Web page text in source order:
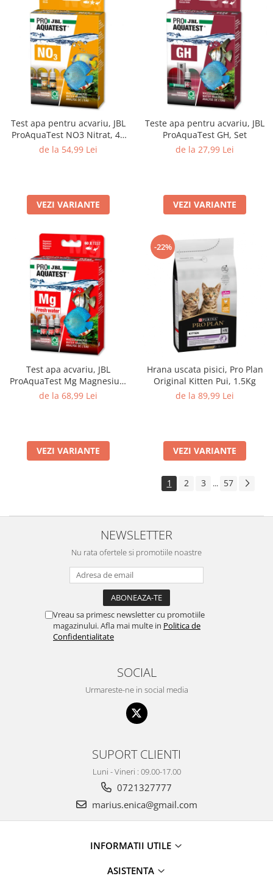
Test apa pentru acvariu, JBL
ProAquaTest NO3 Nitrat, 40
Teste
de la 54,99 Lei
VEZI VARIANTE
Teste apa pentru acvariu, JBL
ProAquaTest GH, Set
de la 27,99 Lei
VEZI VARIANTE
Test apa acvariu, JBL
ProAquaTest Mg Magnesium
Fresh water, 66 Teste
de la 68,99 Lei
VEZI VARIANTE
-22%
Hrana uscata pisici, Pro Plan
Original Kitten Pui, 1.5Kg
de la 89,99 Lei
VEZI VARIANTE
1 2 3 ... 57
NEWSLETTER
Nu rata ofertele si promotiile noastre
Vreau sa primesc newsletter cu promotiile
magazinului. Afla mai multe in Politica de
Confidentialitate
SOCIAL
Urmareste-ne in social media
SUPORT CLIENTI
Luni - Vineri : 09.00-17.00
0721327777
marius.enica@gmail.com
INFORMATII UTILE
ASISTENTA